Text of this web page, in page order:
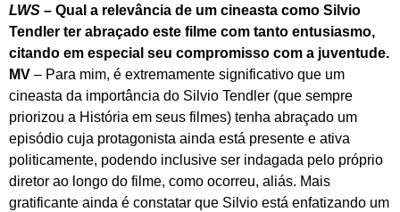
LWS – Qual a relevância de um cineasta como Silvio
Tendler ter abraçado este filme com tanto entusiasmo,
citando em especial seu compromisso com a juventude.
MV – Para mim, é extremamente significativo que um
cineasta da importância do Silvio Tendler (que sempre
priorizou a História em seus filmes) tenha abraçado um
episódio cuja protagonista ainda está presente e ativa
politicamente, podendo inclusive ser indagada pelo próprio
diretor ao longo do filme, como ocorreu, aliás. Mais
gratificante ainda é constatar que Silvio está enfatizando um